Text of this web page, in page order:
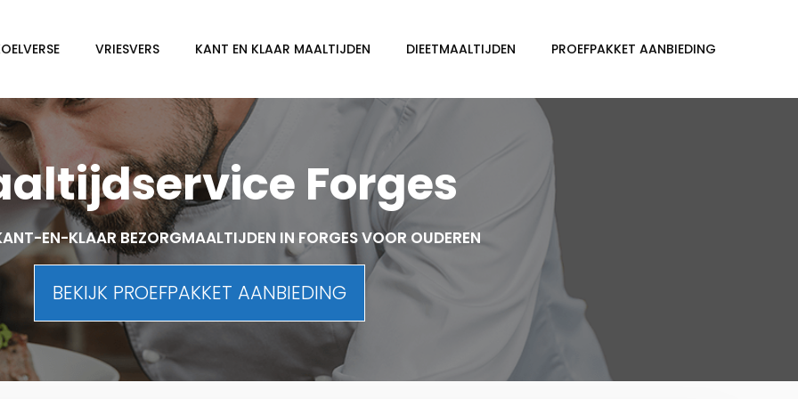
VRIESVERS KANT EN KLAAR MAALTIJDEN DIEETMAALTIJDEN PROEFPAKKET AANBIEDING
Forges
EN-KLAAR BEZORGMAALTIJDEN IN FORGES VOOR OUDEREN
BEKIJK PROEFPAKKET AANBIEDING